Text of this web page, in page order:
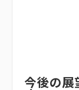
今後の展